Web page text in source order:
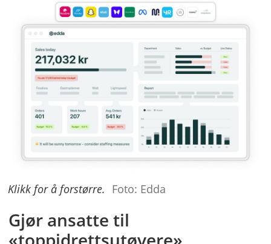
Klikk for å forstørre. Foto: Edda
Gjør ansatte til
En
leder
i
kontinuerlig